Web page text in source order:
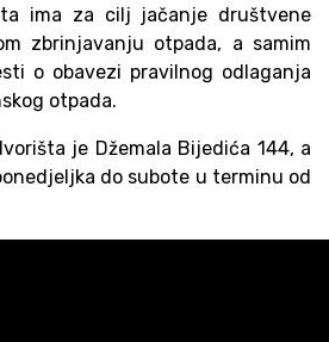
ima za cilj jačanje društvene
zbrinjavanju otpada, a samim
o obavezi pravilnog odlaganja
otpada.
je Džemala Bijedića 144, a
do subote u terminu od